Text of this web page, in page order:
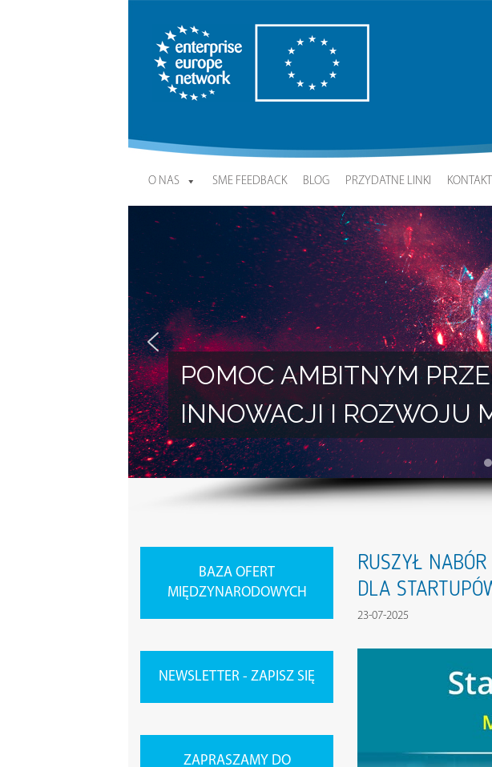
Enterprise Europe Network
O NAS SME FEEDBACK BLOG PRZYDATNE LINKI KONTAKT
POMOC AMBITNYM
INNOWACJI I ROZWOJU
BAZA OFERT
MIĘDZYNARODOWYCH
NEWSLETTER - ZAPISZ SIĘ
ZAPRASZAMY DO
RUSZYŁ
DLA
23-07-2025